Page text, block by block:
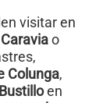
visitar en
Caraviao
Colunga,
en